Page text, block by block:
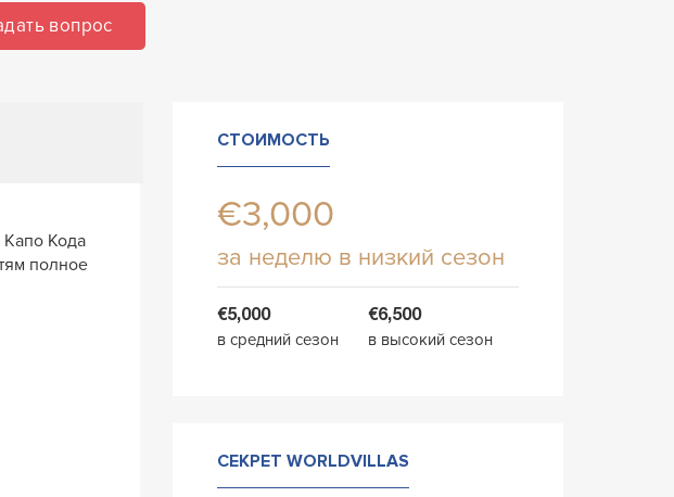
вопрос
Капо Кода
полное
СТОИМОСТЬ
€3,000
за неделю в низкий сезон
€5,000
в средний сезон
€6,500
в высокий сезон
СЕКРЕТ WORLDVILLAS